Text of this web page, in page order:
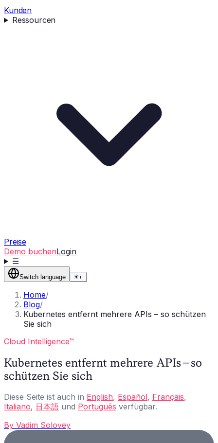
Kunden
Ressourcen
Preise
Demo buchenLogin
☰
Switch language ☀◐
Home/
Blog/
Kubernetes entfernt mehrere APIs – so schützen
Sie sich
Cloud Intelligence™
Kubernetes entfernt mehrere APIs – so
schützen Sie sich
Diese Seite ist auch in English, Español, Français,
Italiano, 日本語 und Português verfügbar.
By Vadim Solovey